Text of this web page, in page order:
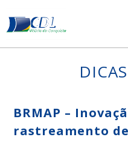
to
content
BRMAP –
rastreamento